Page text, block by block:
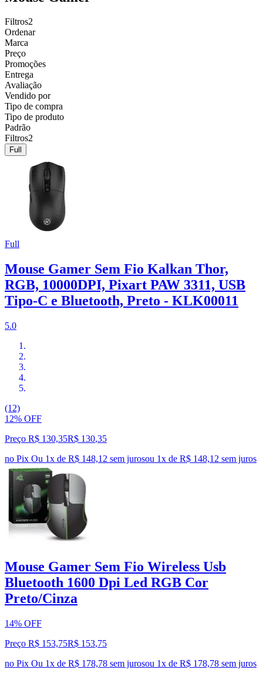
Filtros2
Ordenar
Marca
Preço
Promoções
Entrega
Avaliação
Vendido por
Tipo de compra
Tipo de produto
Padrão
Filtros2
Full
Full
Mouse Gamer Sem Fio Kalkan Thor,
RGB, 10000DPI, Pixart PAW 3311, USB
Tipo-C e Bluetooth, Preto - KLK00011
5.0
(12)
12% OFF
Preço R$ 130,35R$ 130,35
no Pix Ou 1x de R$ 148,12 sem jurosou 1x de R$ 148,12 sem juros
Mouse Gamer Sem Fio Wireless Usb
Bluetooth 1600 Dpi Led RGB Cor
Preto/Cinza
14% OFF
Preço R$ 153,75R$ 153,75
no Pix Ou 1x de R$ 178,78 sem jurosou 1x de R$ 178,78 sem juros